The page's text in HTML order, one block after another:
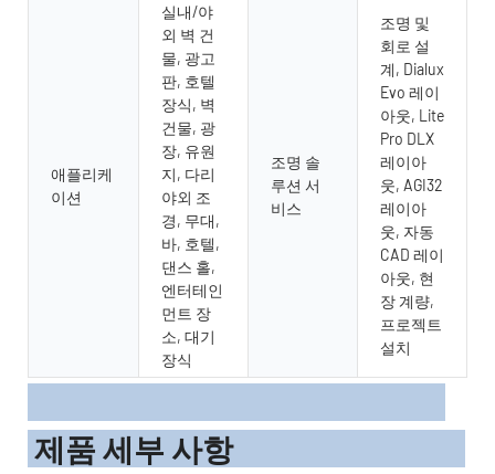
애플리케
이션
실내/야
외 벽 건
물, 광고
판, 호텔
장식, 벽
건물, 광
장, 유원
지, 다리
야외 조
경, 무대,
바, 호텔,
댄스 홀,
엔터테인
먼트 장
소, 대기
장식
조명 솔
루션 서
비스
조명 및
회로 설
계, Dialux
Evo 레이
아웃, Lite
Pro DLX
레이아
웃, AGI32
레이아
웃, 자동
CAD 레이
아웃, 현
장 계량,
프로젝트
설치
제품 세부 사항